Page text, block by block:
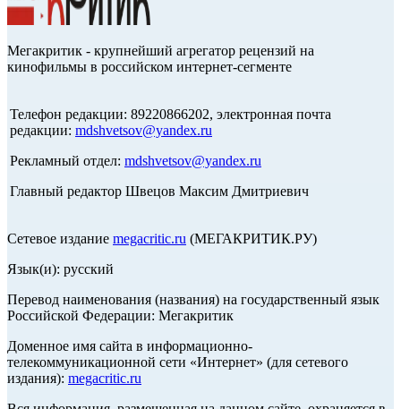
Мегакритик - крупнейший агрегатор рецензий на
кинофильмы в российском интернет-сегменте
Телефон редакции: 89220866202, электронная почта
редакции: mdshvetsov@yandex.ru
Рекламный отдел: mdshvetsov@yandex.ru
Главный редактор Швецов Максим Дмитриевич
Сетевое издание megacritic.ru (МЕГАКРИТИК.РУ)
Язык(и): русский
Перевод наименования (названия) на государственный язык
Российской Федерации: Мегакритик
Доменное имя сайта в информационно-
телекоммуникационной сети «Интернет» (для сетевого
издания): megacritic.ru